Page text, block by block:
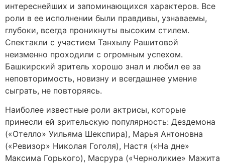
интереснейших и запоминающихся характеров. Все
роли в ее исполнении были правдивы, узнаваемы,
глубоки, всегда проникнуты высоким стилем.
Спектакли с участием Танхылу Рашитовой
неизменно проходили с огромным успехом.
Башкирский зритель хорошо знал и любил ее за
неповторимость, новизну и всегдашнее умение
сыграть, не повторяясь.
Наиболее известные роли актрисы, которые
принесли ей зрительскую популярность: Дездемона
(«Отелло» Уильяма Шекспира), Марья Антоновна
(«Ревизор» Николая Гоголя), Настя («На дне»
Максима Горького), Масрура («Черноликие» Мажита